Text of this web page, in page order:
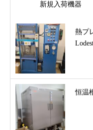
新規入荷機器
熱プ
恒温